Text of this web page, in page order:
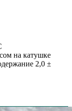
на катушке
2,0 ±